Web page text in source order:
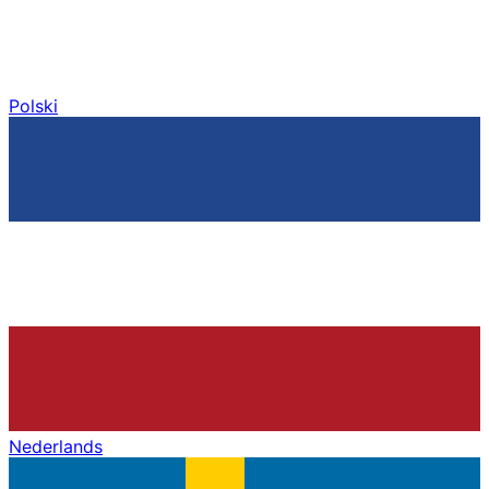
Polski
Nederlands